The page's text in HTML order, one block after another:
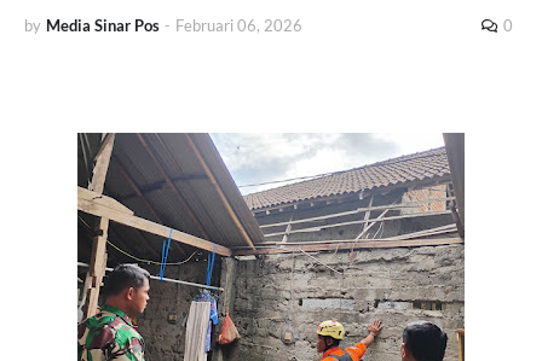
by Media Sinar Pos - Februari 06, 2026 0